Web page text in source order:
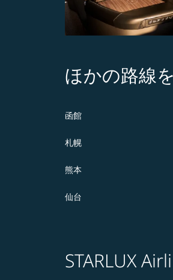
ほかの路線
函館
札幌
熊本
仙台
STARLUX